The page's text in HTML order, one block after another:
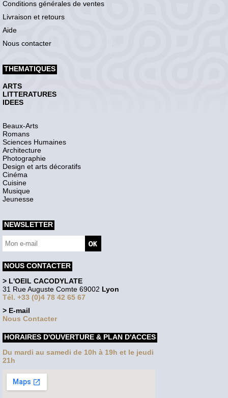
Conditions générales de ventes
Livraison et retours
Aide
Nous contacter
THEMATIQUES
ARTS
LITTERATURES
IDEES
Beaux-Arts
Romans
Sciences Humaines
Architecture
Photographie
Design et arts décoratifs
Cinéma
Cuisine
Musique
Jeunesse
NEWSLETTER
NOUS CONTACTER
> L'OEIL CACODYLATE
31 Rue Auguste Comte 69002 Lyon
Tél. +33 (0)4 78 42 65 67
> E-mail
Nous Contacter
HORAIRES D'OUVERTURE & PLAN D'ACCES
Du mardi au samedi de 10h à 19h et le jeudi
21h